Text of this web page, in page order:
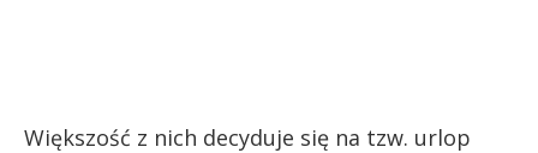
Większość z nich decyduje się na tzw. urlop